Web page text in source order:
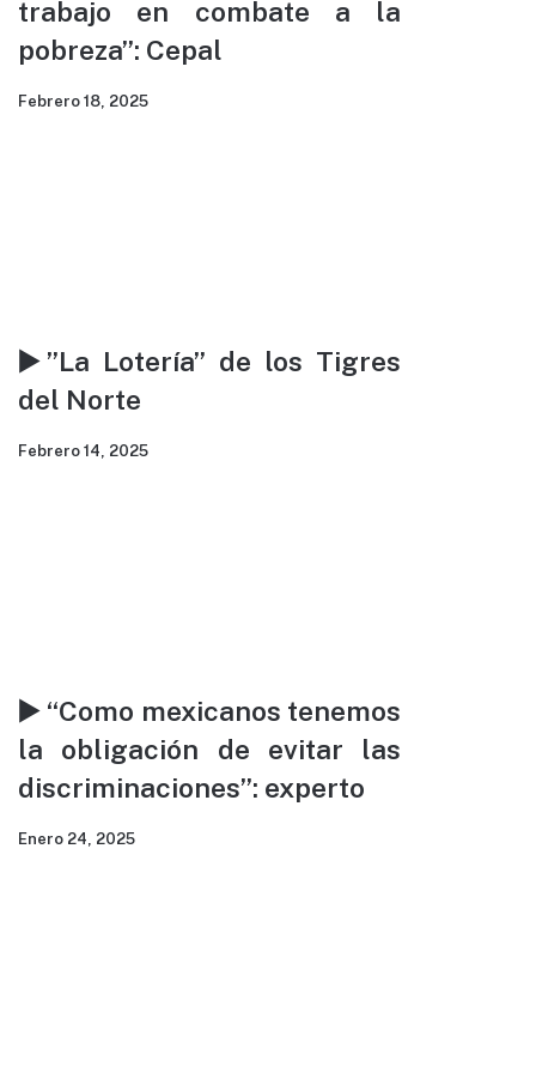
Alejandro Salazar Méndez, ingeniero geólogo
independiente, habla de los socavones provocados
por las recientes lluvias en la CDMX.
trabajo en combate a la
pobreza”: Cepal
Febrero 18, 2025
▶️”La Lotería” de los Tigres
del Norte
Febrero 14, 2025
▶️ “Como mexicanos tenemos
la obligación de evitar las
discriminaciones”: experto
Enero 24, 2025